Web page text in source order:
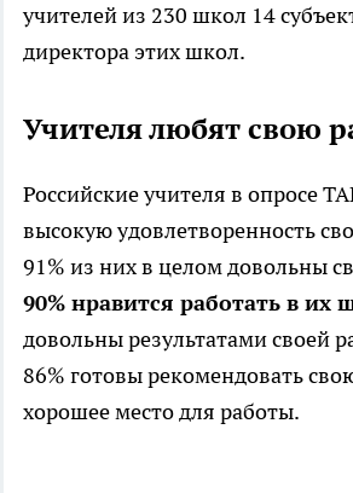
учителей из 230 школ 14
директора этих школ.
Учителя любят свою
Российские учителя в опросе
высокую удовлетворенность
91% из них в целом довольны
90% нравится работать в их
довольны результатами своей
86% готовы рекомендовать
хорошее место для работы.